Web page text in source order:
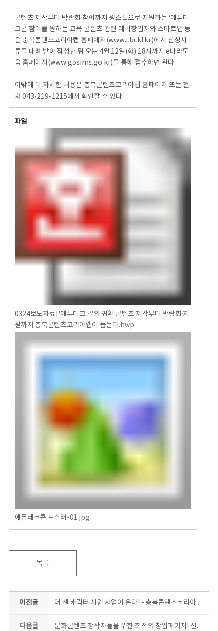
콘텐츠 제작부터 박람회 참여까지 원스톱으로 지원하는 ‘에듀테
크콘’참여를 원하는 교육 콘텐츠 관련 예비창업자와 스타트업 등
은 충북콘텐츠코리아랩 홈페에지(www.cbckl.kr)에서 신청서
류를 내려 받아 작성한 뒤 오는 4월 12일(화) 18시까지 e나라도
움 홈페이지(www.gosims.go.kr)를 통해 접수하면 된다.
이밖에 더 자세한 내용은 충북콘텐츠코리아랩 홈페이지 또는 전
화 043-219-1215에서 확인할 수 있다.
파일
0324보도자료]'에듀테크콘’의 귀환 콘텐츠 제작부터 박람회 지
원까지 충북콘텐츠코리아랩이 돕는다.hwp
에듀테크콘 포스터-01.jpg
목록
이전글 더 센 캐릭터 지원 사업이 온다! - 충북콘텐츠코리아랩, 상품화 지원 사업 시동 -
다음글 문화콘텐츠 창작자들을 위한 최적의 창업패키지! 신청하면, 창업한다~